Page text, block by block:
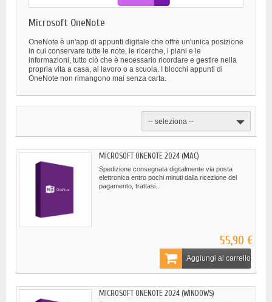
Microsoft OneNote
OneNote è un'app di appunti digitale che offre un'unica posizione
in cui conservare tutte le note, le ricerche, i piani e le
informazioni, tutto ciò che è necessario ricordare e gestire nella
propria vita a casa, al lavoro o a scuola. I blocchi appunti di
OneNote non rimangono mai senza carta.
-- seleziona --
MICROSOFT ONENOTE 2024 (MAC)
Spedizione consegnata digitalmente via posta
elettronica entro pochi minuti dalla ricezione del
pagamento, trattasi...
55,90 €
Aggiungi al carrello
MICROSOFT ONENOTE 2024 (WINDOWS)